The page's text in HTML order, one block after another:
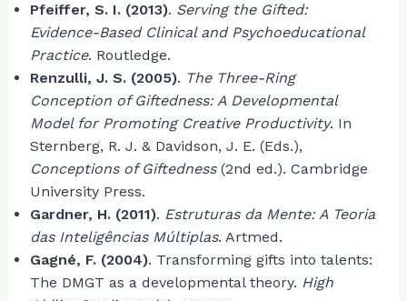
Pfeiffer, S. I. (2013). Serving the Gifted:
Evidence-Based Clinical and Psychoeducational
Practice. Routledge.
Renzulli, J. S. (2005). The Three-Ring
Conception of Giftedness: A Developmental
Model for Promoting Creative Productivity. In
Sternberg, R. J. & Davidson, J. E. (Eds.),
Conceptions of Giftedness(2nd ed.). Cambridge
University Press.
Gardner, H. (2011). Estruturas da Mente: A Teoria
das Inteligências Múltiplas. Artmed.
Gagné, F. (2004). Transforming gifts into talents:
The DMGT as a developmental theory. High